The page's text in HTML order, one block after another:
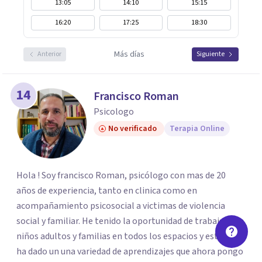
13:05 14:10
15:15
16:20
17:25 18:30
Anterior Más días Siguiente
14 Francisco Roman
Psicologo
No verificado Terapia Online
Hola ! Soy francisco Roman, psicólogo con mas de 20
años de experiencia, tanto en clinica como en
acompañamiento psicosocial a victimas de violencia
social y familiar. He tenido la oportunidad de trabajar con
niños adultos y familias en todos los espacios y esto me
ha dado un una variedad de aprendizajes que ahora pongo